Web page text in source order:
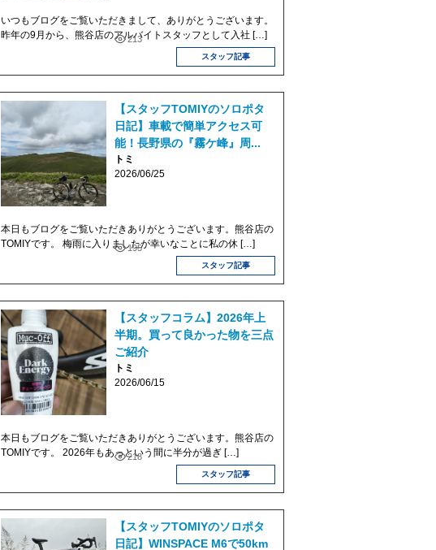
213
スタッフ記事
いつもブログをご覧いただきまして、ありがとうございます。
昨年の9月から、熊谷店のアルバイトスタッフとして入社 […]
【スタッフTOMIYのソロポタ
日記】車載で簡単アクセス可
能！長野県の『霧ケ峰』周...
トミ
2026/06/25
195
スタッフ記事
本日もブログをご覧いただきありがとうございます。熊谷店の
TOMIYです。 梅雨に入りましたが幸いなことに私の休 […]
【スタッフコラム】2026年上
半期。買って良かった物を三点
ご紹介
トミ
2026/06/15
218
スタッフ記事
本日もブログをご覧いただきありがとうございます。熊谷店の
TOMIYです。 2026年もあっという間に半分が過ぎ […]
【スタッフTOMIYのソロポタ
日記】WINSPACE M6で50km